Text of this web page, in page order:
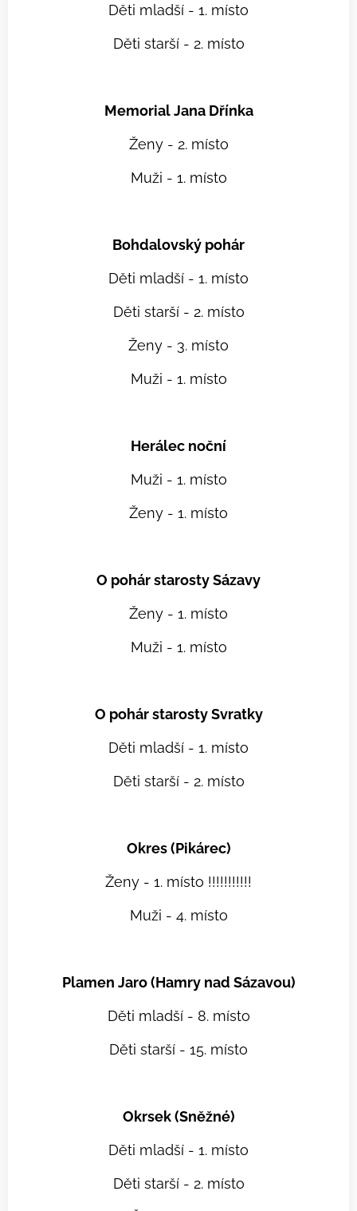
Děti mladší - 1. místo
Děti starší - 2. místo
Memorial Jana Dřínka
Ženy - 2. místo
Muži - 1. místo
Bohdalovský pohár
Děti mladší - 1. místo
Děti starší - 2. místo
Ženy - 3. místo
Muži - 1. místo
Herálec noční
Muži - 1. místo
Ženy - 1. místo
O pohár starosty Sázavy
Ženy - 1. místo
Muži - 1. místo
O pohár starosty Svratky
Děti mladší - 1. místo
Děti starší - 2. místo
Okres (Pikárec)
Ženy - 1. místo !!!!!!!!!!!
Muži - 4. místo
Plamen Jaro (Hamry nad Sázavou)
Děti mladší - 8. místo
Děti starší - 15. místo
Okrsek (Sněžné)
Děti mladší - 1. místo
Děti starší - 2. místo